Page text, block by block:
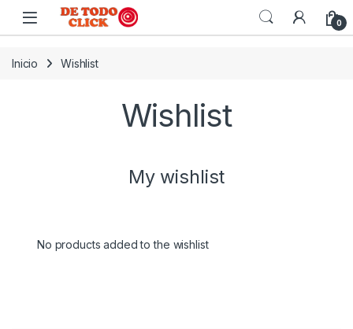
Saltar a Navegar
Saltar al contenido
0
Inicio Wishlist
Wishlist
My wishlist
No products added to the wishlist